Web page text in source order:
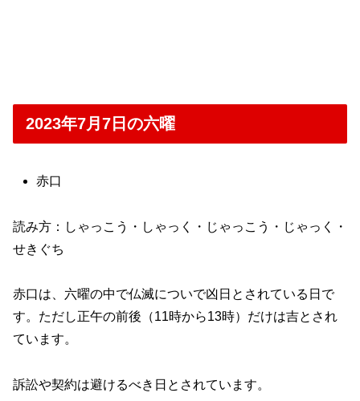
2023年7月7日の六曜
赤口
読み方：しゃっこう・しゃっく・じゃっこう・じゃっく・
せきぐち
赤口は、六曜の中で仏滅についで凶日とされている日で
す。ただし正午の前後（11時から13時）だけは吉とされ
ています。
訴訟や契約は避けるべき日とされています。